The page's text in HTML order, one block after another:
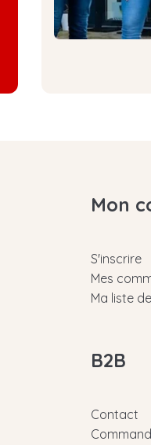
Mon
S'inscrire
Mes
Ma liste
B2B
Contact